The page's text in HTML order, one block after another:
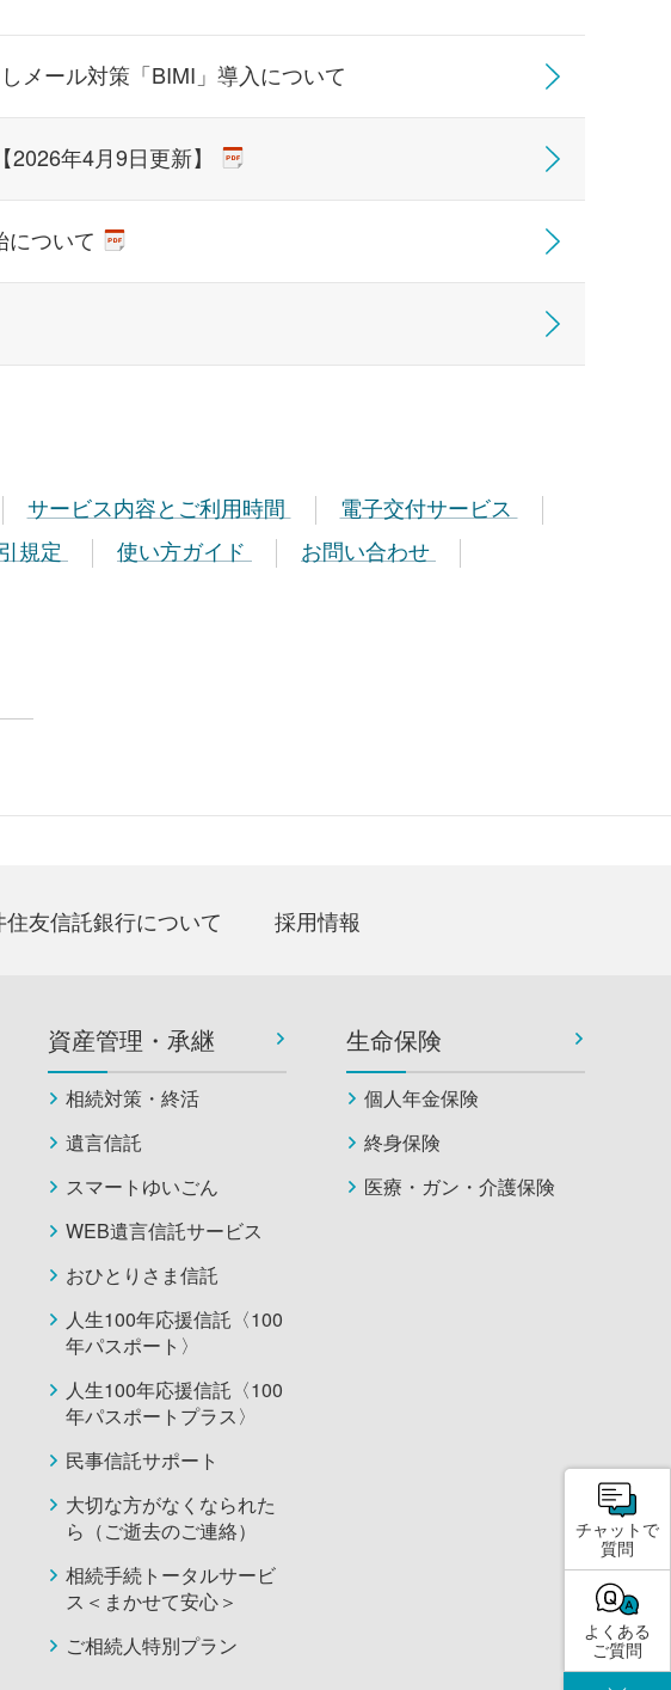
メール対策「BIMI」導入について
年4月9日更新】
について
チャットで
質問
よくある
ご質問
サービス内容とご利用時間
電子交付サービス
規定 使い方ガイド お問い合わせ
住友信託銀行について 採用情報
資産管理・承継
相続対策・終活
遺言信託
スマートゆいごん
WEB遺言信託サービス
おひとりさま信託
人生100年応援信託〈100
年パスポート〉
人生100年応援信託〈100
年パスポートプラス〉
民事信託サポート
大切な方がなくなられた
ら（ご逝去のご連絡）
相続手続トータルサービ
ス＜まかせて安心＞
ご相続人特別プラン
生命保険
個人年金保険
終身保険
医療・ガン・介護保険